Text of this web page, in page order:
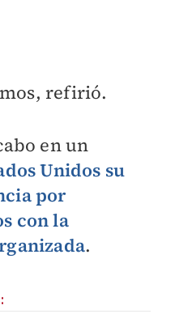
refirió.
en un
Unidos su
por
con la
.